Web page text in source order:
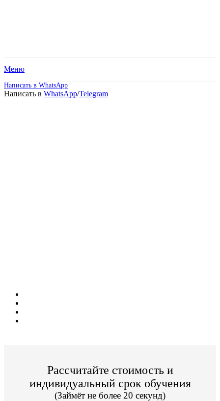
Меню
Написать в WhatsApp
Написать в WhatsApp/Telegram
Рассчитайте стоимость и
индивидуальный срок обучения
(Займёт не более 20 секунд)